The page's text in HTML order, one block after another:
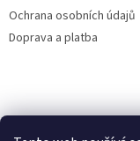
Ochrana osobních údajů
Doprava a platba